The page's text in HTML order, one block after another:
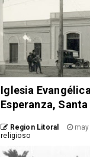
Iglesia
Esperanza, Santa
Region Litoral
religioso